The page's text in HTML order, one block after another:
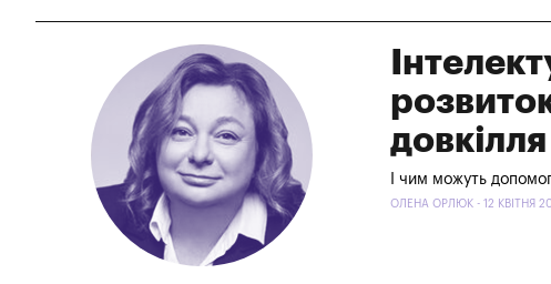
довкілля
І чим можуть
ОЛЕНА ОРЛЮК - 12 КВІТНЯ